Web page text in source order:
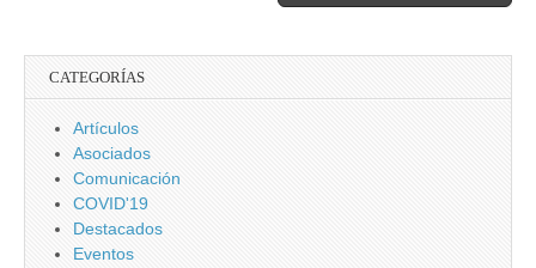
CATEGORÍAS
Artículos
Asociados
Comunicación
COVID'19
Destacados
Eventos